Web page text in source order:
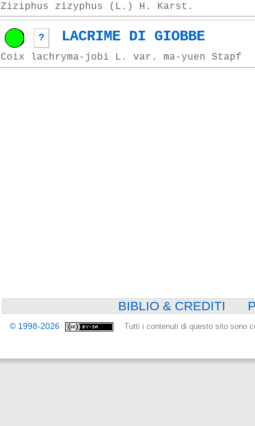
Ziziphus zizyphus (L.) H. Karst.
? LACRIME DI GIOBBE
Coix lachryma-jobi L. var. ma-yuen Stapf
BIBLIO & CREDITI
© 1998-2026 Tutti i contenuti di questo sito sono